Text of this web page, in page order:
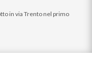
in via Trento nel primo